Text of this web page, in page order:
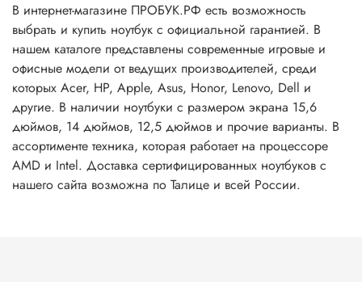
В интернет-магазине ПРОБУК.РФ есть возможность
выбрать и купить ноутбук с официальной гарантией. В
нашем каталоге представлены современные игровые и
офисные модели от ведущих производителей, среди
которых Acer, HP, Apple, Asus, Honor, Lenovo, Dell и
другие. В наличии ноутбуки с размером экрана 15,6
дюймов, 14 дюймов, 12,5 дюймов и прочие варианты. В
ассортименте техника, которая работает на процессоре
AMD и Intel. Доставка сертифицированных ноутбуков с
нашего сайта возможна по Талице и всей России.